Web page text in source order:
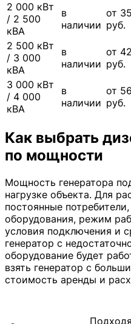
2 000 кВт
/ 2 500
кВА
в
наличии
от
руб.
2 500 кВт
/ 3 000
кВА
в
наличии
от
руб.
3 000 кВт
/ 4 000
кВА
в
наличии
от
руб.
Как выбрать
по мощности
Мощность генератора
нагрузке объекта. Для
постоянные
оборудования, режим
условия подключения и
генератор с
оборудование будет
взять генератор с
стоимость аренды и